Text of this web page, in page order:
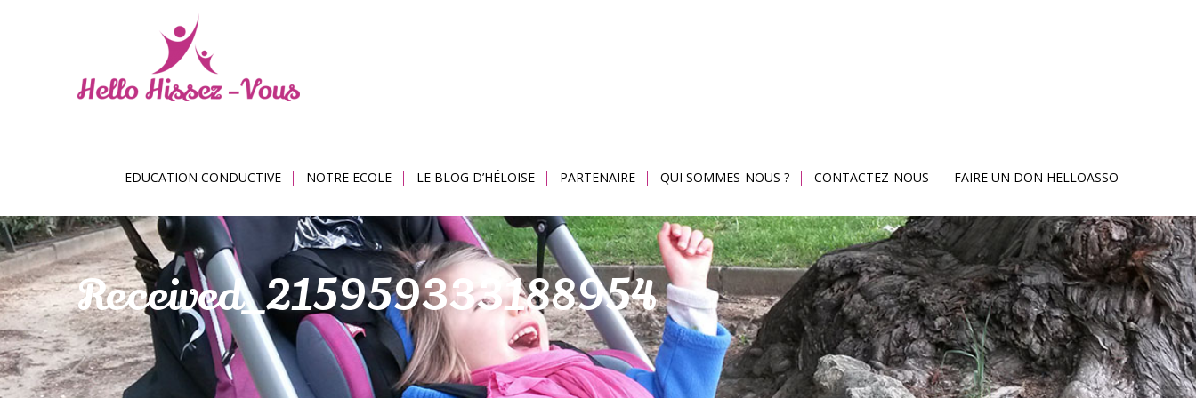
EDUCATION CONDUCTIVE NOTRE ECOLE LE BLOG D’HÉLOISE PARTENAIRE QUI SOMMES-NOUS ? CONTACTEZ-NOUS FAIRE UN DON HELLOASSO
Received_215959333188954